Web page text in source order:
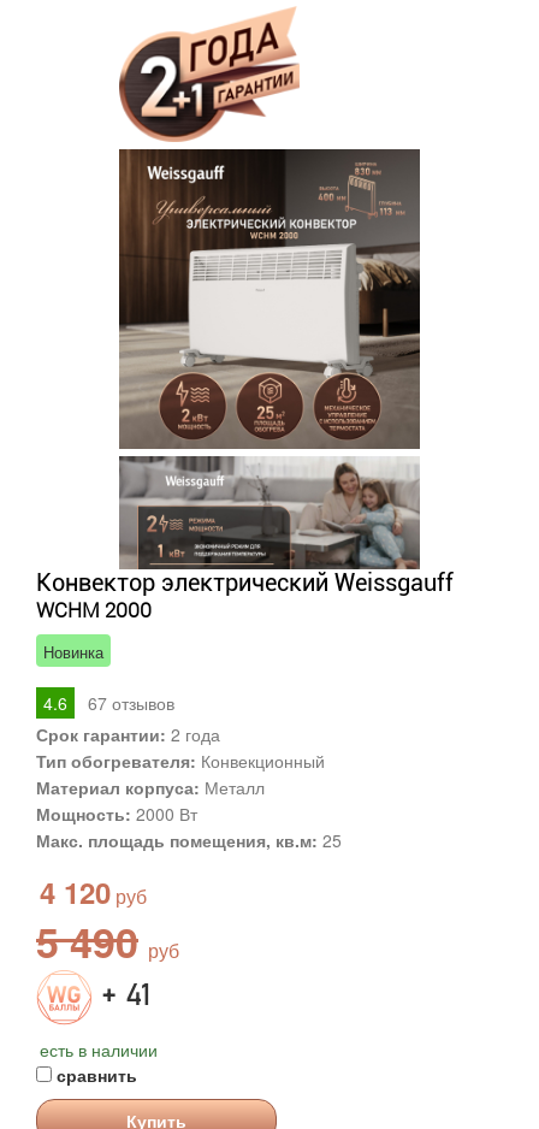
Конвектор электрический Weissgauff
WCHM 2000
Новинка
4.6 67 отзывов
Срок гарантии: 2 года
Тип обогревателя: Конвекционный
Материал корпуса: Металл
Мощность: 2000 Вт
Макс. площадь помещения, кв.м: 25
4 120
5 490
+ 41
есть в наличии
сравнить
Купить